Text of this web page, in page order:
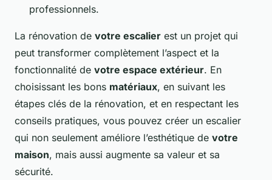
professionnels.
La rénovation de votre escalier est un projet qui
peut transformer complètement l’aspect et la
fonctionnalité de votre espace extérieur. En
choisissant les bons matériaux, en suivant les
étapes clés de la rénovation, et en respectant les
conseils pratiques, vous pouvez créer un escalier
qui non seulement améliore l’esthétique de votre
maison, mais aussi augmente sa valeur et sa
sécurité.